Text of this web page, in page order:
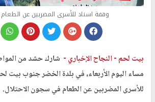
وقفة اسناد للأسرى المضربين عن
بيت لحم -النجاح الإخباري - شارك حشد من
مساء اليوم الأربعاء، في بلدة الخضر جنوب بيت
للأسرى المضربين عن الطعام في سجون الاحتلال.